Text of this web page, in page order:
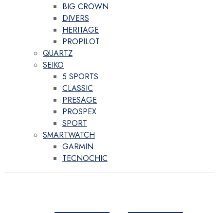
BIG CROWN
DIVERS
HERITAGE
PROPILOT
QUARTZ
SEIKO
5 SPORTS
CLASSIC
PRESAGE
PROSPEX
SPORT
SMARTWATCH
GARMIN
TECNOCHIC